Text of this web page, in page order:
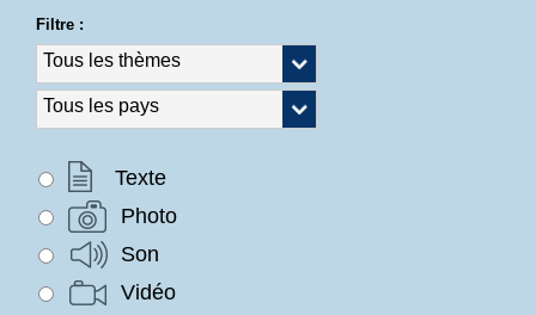
Filtre :
Texte
Photo
Son
Vidéo